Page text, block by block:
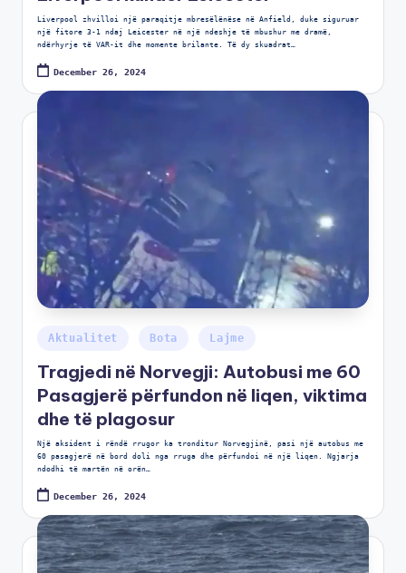
Liverpool zhvilloi një paraqitje mbresëlënëse në Anfield, duke siguruar
një fitore 3-1 ndaj Leicester në një ndeshje të mbushur me dramë,
ndërhyrje të VAR-it dhe momente brilante. Të dy skuadrat…
December 26, 2024
Aktualitet Bota Lajme
Tragjedi në Norvegji: Autobusi me 60
Pasagjerë përfundon në liqen, viktima
dhe të plagosur
Një aksident i rëndë rrugor ka tronditur Norvegjinë, pasi një autobus me
60 pasagjerë në bord doli nga rruga dhe përfundoi në një liqen. Ngjarja
ndodhi të martën në orën…
December 26, 2024